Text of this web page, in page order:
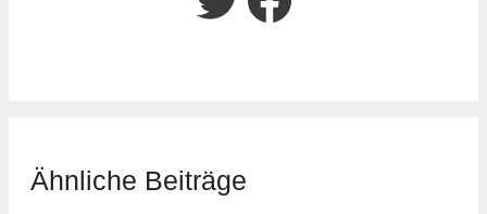
Ähnliche Beiträge